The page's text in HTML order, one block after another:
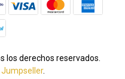
los derechos reservados.
Jumpseller.